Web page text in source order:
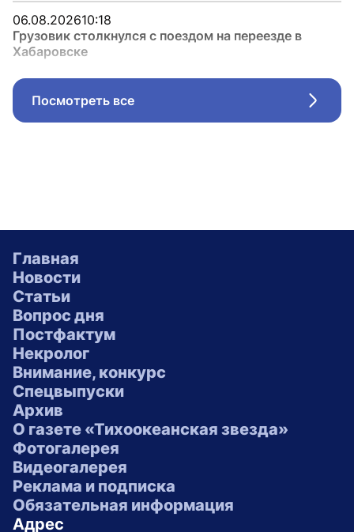
06.08.202610:18
Грузовик столкнулся с поездом на переезде в
Хабаровске
Посмотреть все
Главная
Новости
Статьи
Вопрос дня
Постфактум
Некролог
Внимание, конкурс
Спецвыпуски
Архив
О газете «Тихоокеанская звезда»
Фотогалерея
Видеогалерея
Реклама и подписка
Обязательная информация
Адрес